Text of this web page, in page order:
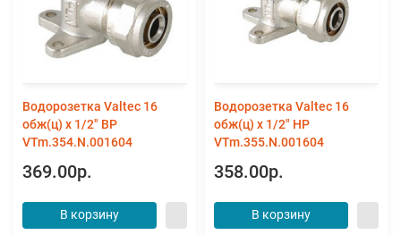
Водорозетка Valtec 16
обж(ц) х 1/2" ВР
VTm.354.N.001604
369.00р.
В корзину
Водорозетка Valtec 16
обж(ц) х 1/2" НР
VTm.355.N.001604
358.00р.
В корзину